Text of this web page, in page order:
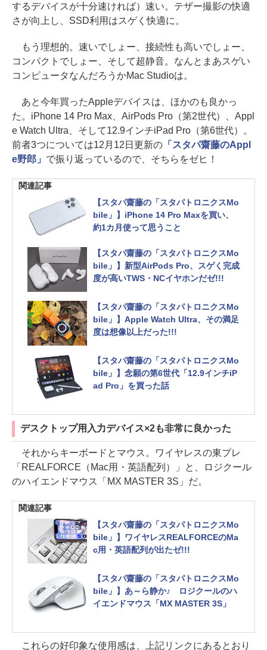
するデバイスが十分速ければ）速い。テザー撮影の快適
さが向上し、SSD利用はスゲく快適に。
もう理想的。速いでしょー、接続性も高いでしょー、
コンパクトでしょー、そして超静音。なんとまあスゲい
コンピュータなんだろうかMac Studioは。
あと今年買ったAppleデバイスは、ほかのも良かっ
た。iPhone 14 Pro Max、AirPods Pro（第2世代）、Appl
e Watch Ultra、そして12.9インチiPad Pro（第6世代）。
前者3つについては12月12日更新の「スタパ齋藤のAppl
e野郎」 で振り返っているので、そちらをゼヒ！
関連記事
【スタパ齋藤の「スタパトロニクスMo
bile」】iPhone 14 Pro Maxを買い、
約1カ月使って思うこと
【スタパ齋藤の「スタパトロニクスMo
bile」】新型AirPods Pro、スゲく完成
度が高いTWS・NCイヤホンだゼ!!!
【スタパ齋藤の「スタパトロニクスMo
bile」】Apple Watch Ultra、その満足
度は想像以上だった!!!
【スタパ齋藤の「スタパトロニクスMo
bile」】念願の第6世代「12.9インチiP
ad Pro」を買った話
デスクトップ用入力デバイス×2も非常に良かった
それからキーボードとマウス。ワイヤレスの東プレ
「REALFORCE（Mac用・英語配列）」と、ロジクール
のハイエンドマウス「MX MASTER 3S」だ。
関連記事
【スタパ齋藤の「スタパトロニクスMo
bile」】ワイヤレスREALFORCEのMa
c用・英語配列が出たゼ!!!
【スタパ齋藤の「スタパトロニクスMo
bile」】あ～ら静か♪ ロジクールのハ
イエンドマウス「MX MASTER 3S」
これらの好印象な使用感は、上記リンクにあるとおり